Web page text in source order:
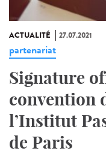
ACTUALITÉ 27.07.2021
partenariat
Signature
convention
l’Institut
de Paris